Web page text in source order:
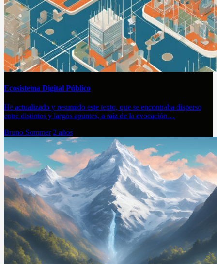
Ecosistema Digital Público
He actualizado y resumido este texto, que se encontraba disperso
entre distintos y largos apuntes, a raíz de la evocación…
Bruno Sommer 2 años